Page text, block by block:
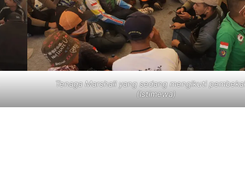
Tenaga Marshall yang sedang mengikuti
(Istimewa)